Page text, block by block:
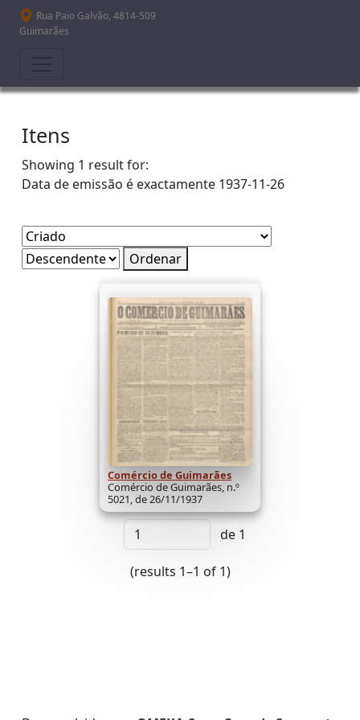
Passar para o conteúdo principal
Rua Paio Galvão, 4814-509
Guimarães
Itens
Showing 1 result for:
Data de emissão é exactamente 1937-11-26
Ordenar
Comércio de Guimarães
Comércio de Guimarães, n.º
5021, de 26/11/1937
de 1
(results 1–1 of 1)